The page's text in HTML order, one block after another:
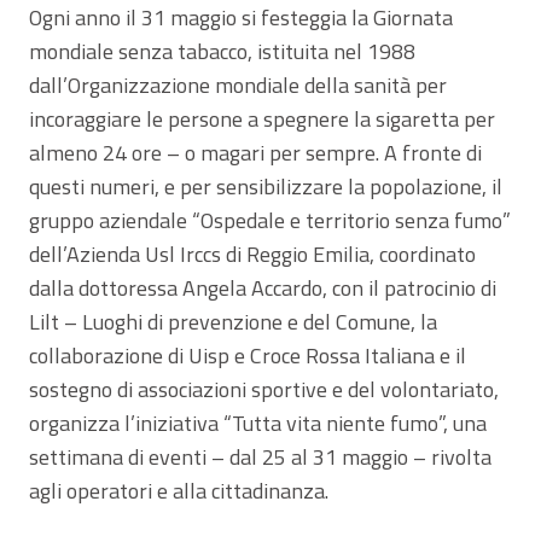
Ogni anno il 31 maggio si festeggia la Giornata
mondiale senza tabacco, istituita nel 1988
dall’Organizzazione mondiale della sanità per
incoraggiare le persone a spegnere la sigaretta per
almeno 24 ore – o magari per sempre. A fronte di
questi numeri, e per sensibilizzare la popolazione, il
gruppo aziendale “Ospedale e territorio senza fumo”
dell’Azienda Usl Irccs di Reggio Emilia, coordinato
dalla dottoressa Angela Accardo, con il patrocinio di
Lilt – Luoghi di prevenzione e del Comune, la
collaborazione di Uisp e Croce Rossa Italiana e il
sostegno di associazioni sportive e del volontariato,
organizza l’iniziativa “Tutta vita niente fumo”, una
settimana di eventi – dal 25 al 31 maggio – rivolta
agli operatori e alla cittadinanza.